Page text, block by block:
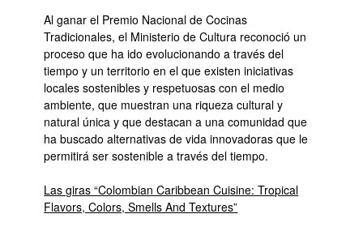
Al ganar el Premio Nacional de Cocinas
Tradicionales, el Ministerio de Cultura reconoció un
proceso que ha ido evolucionando a través del
tiempo y un territorio en el que existen iniciativas
locales sostenibles y respetuosas con el medio
ambiente, que muestran una riqueza cultural y
natural única y que destacan a una comunidad que
ha buscado alternativas de vida innovadoras que le
permitirá ser sostenible a través del tiempo.
Las giras “Colombian Caribbean Cuisine: Tropical
Flavors, Colors, Smells And Textures”